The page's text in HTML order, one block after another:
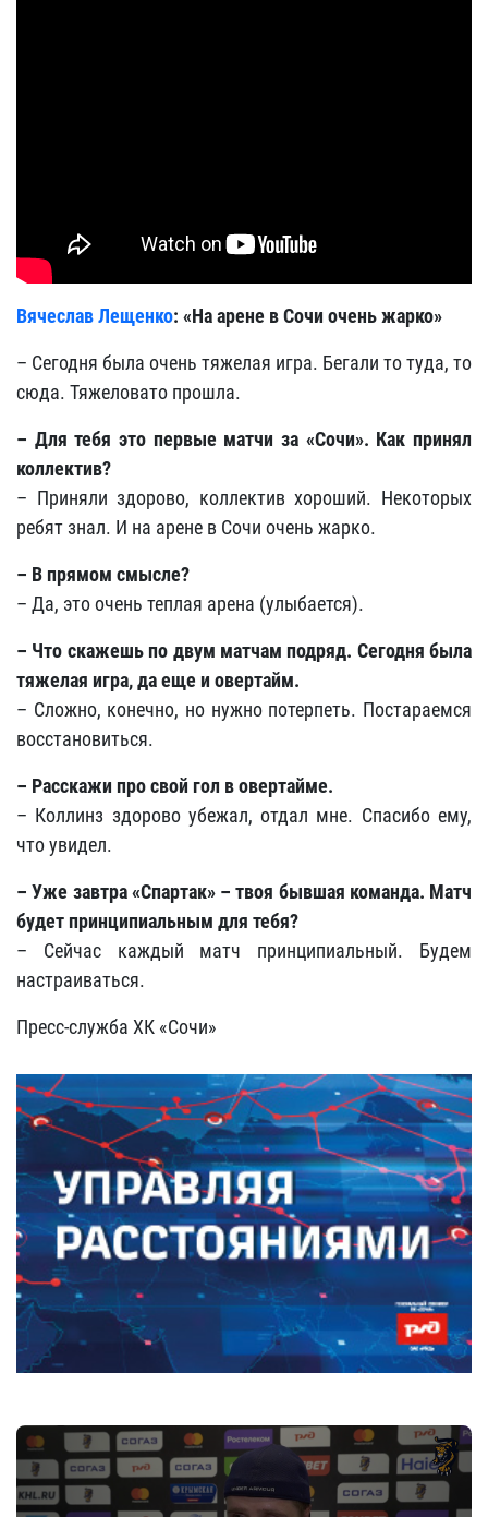
Вячеслав Лещенко: «На арене в Сочи очень жарко»
– Сегодня была очень тяжелая игра. Бегали то туда, то
сюда. Тяжеловато прошла.
– Для тебя это первые матчи за «Сочи». Как принял
коллектив?
– Приняли здорово, коллектив хороший. Некоторых
ребят знал. И на арене в Сочи очень жарко.
– В прямом смысле?
– Да, это очень теплая арена (улыбается).
– Что скажешь по двум матчам подряд. Сегодня была
тяжелая игра, да еще и овертайм.
– Сложно, конечно, но нужно потерпеть. Постараемся
восстановиться.
– Расскажи про свой гол в овертайме.
– Коллинз здорово убежал, отдал мне. Спасибо ему,
что увидел.
– Уже завтра «Спартак» – твоя бывшая команда. Матч
будет принципиальным для тебя?
– Сейчас каждый матч принципиальный. Будем
настраиваться.
Пресс-служба ХК «Сочи»